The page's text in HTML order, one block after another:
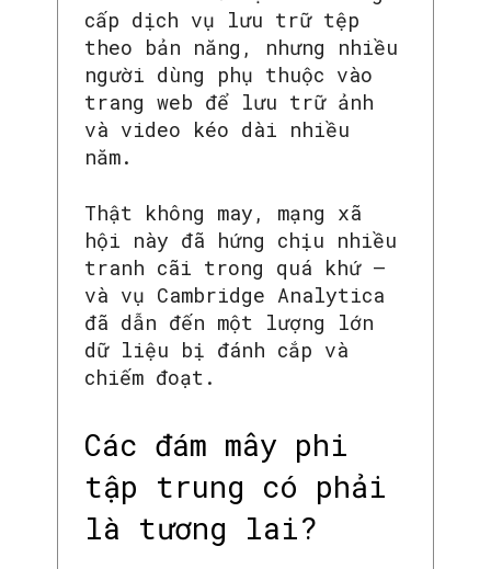
SEARCH...
cấp dịch vụ lưu trữ tệp
theo bản năng, nhưng nhiều
người dùng phụ thuộc vào
trang web để lưu trữ ảnh
và video kéo dài nhiều
năm.
Thật không may, mạng xã
hội này đã hứng chịu nhiều
tranh cãi trong quá khứ –
và vụ Cambridge Analytica
đã dẫn đến một lượng lớn
dữ liệu bị đánh cắp và
chiếm đoạt.
Các đám mây phi
tập trung có phải
là tương lai?